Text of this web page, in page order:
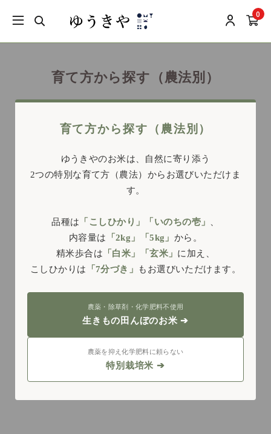
0
育て方から探す（農法別）
育て方から探す（農法別）
ゆうきやのお米は、自然に寄り添う
2つの特別な育て方（農法）からお選びいただけま
す。
品種は 「こしひかり」「いのちの壱」
内容量は 「2kg」「5kg」 から。
精米歩合は 「白米」「玄米」 に加え、
こしひかりは 「7分づき」 もお選びいただけます。
農薬・除草剤・化学肥料不使用
生きもの田んぼのお米 ➔
農薬を抑え化学肥料に頼らない
特別栽培米 ➔